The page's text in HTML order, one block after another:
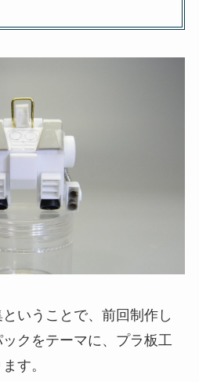
いうことで、前回制作し
クをテーマに、プラ板工
す。